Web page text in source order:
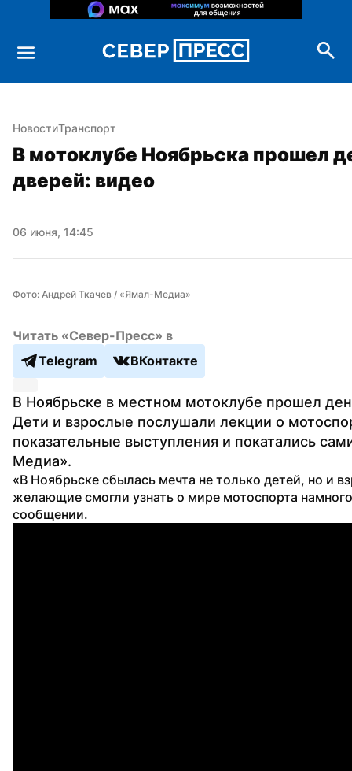
НовостиТранспорт
В мотоклубе Ноябрьска прошел
дверей: видео
06 июня, 14:45
Фото: Андрей Ткачев / «Ямал-Медиа»
Читать «Север-Пресс» в
Telegram
ВКонтакте
В Ноябрьске в местном мотоклубе прошел
Дети и взрослые послушали лекции о
показательные выступления и покатались
Медиа».
«В Ноябрьске сбылась мечта не только детей, но и
желающие смогли узнать о мире мотоспорта
сообщении.